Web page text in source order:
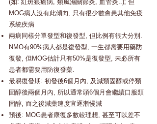
(如: 紅斑狼瘡病, 類風濕關節炎, 血管炎..); 但
MOG病人沒有此傾向, 只有很少數會患其他免疫
系統疾病
兩病同樣分單發型和復發型, 但比例有很大分別.
NMO有90%病人都是復發型, 一生都需要用藥防
復發, 但MOG估計只有50%是復發型, 未必所有
患者都需要用防復發藥.
最易復發期: 初發後6個月內, 及減類固醇或停類
固醇後兩個月內, 所以通常頭6個月會繼續口服類
固醇, 而之後減藥速度宜逐漸慢減
預後: MOG患者康復多數較理想, 甚至可以差不